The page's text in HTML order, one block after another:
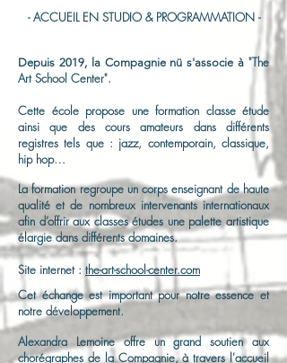
- ACCUEIL EN STUDIO & PROGRAMMATION -
Depuis 2019, la Compagnie nü s'associe à "The
Art School Center".
Cette école propose une formation classe étude
ainsi que des cours amateurs dans différents
registres tels que : jazz, contemporain, classique,
hip hop…
La formation regroupe un corps enseignant de haute
qualité et de nombreux intervenants internationaux
afin d’offrir aux classes études une palette artistique
élargie dans différents domaines.
Site internet : the-art-school-center.com
Cet échange est important pour notre essence et
notre développement.
Alexandra Lemoine offre un grand soutien aux
chorégraphes de la Compagnie, à travers l'accueil